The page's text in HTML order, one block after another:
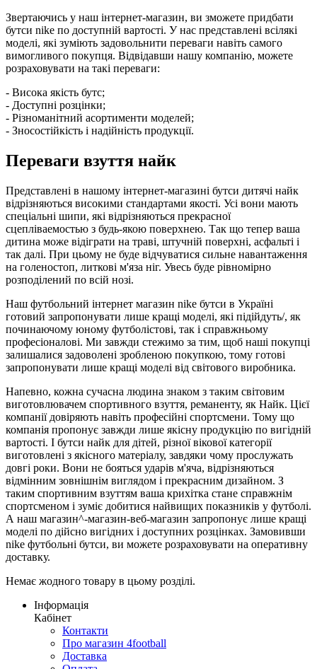
Звертаючись у наш інтернет-магазин, ви зможете придбати
бутси nike по доступній вартості. У нас представлені всілякі
моделі, які зуміють задовольнити переваги навіть самого
вимогливого покупця. Відвідавши нашу компанію, можете
розраховувати на такі переваги:
- Висока якість бутс;
- Доступні розцінки;
- Різноманітний асортименти моделей;
- Зносостійкість і надійність продукції.
Переваги взуття найк
Представлені в нашому інтернет-магазині бутси дитячі найк
відрізняються високими стандартами якості. Усі вони мають
спеціальні шипи, які відрізняються прекрасної
сцепліваемостью з будь-якою поверхнею. Так що тепер ваша
дитина може відіграти на траві, штучній поверхні, асфальті і
так далі. При цьому не буде відчуватися сильне навантаження
на голеностоп, литкові м'яза ніг. Увесь буде рівномірно
розподілений по всій нозі.
Наш футбольний інтернет магазин nike бутси в Україні
готовий запропонувати лише кращі моделі, які підійдуть/, як
починаючому юному футболістові, так і справжньому
професіоналові. Ми завжди стежимо за тим, щоб наші покупці
залишалися задоволені зробленою покупкою, тому готові
запропонувати лише кращі моделі від світового виробника.
Напевно, кожна сучасна людина знаком з таким світовим
виготовлювачем спортивного взуття, реманенту, як Найк. Цієї
компанії довіряють навіть професійні спортсмени. Тому що
компанія пропонує завжди лише якісну продукцію по вигідній
вартості. І бутси найк для дітей, різної вікової категорії
виготовлені з якісного матеріалу, завдяки чому прослужать
довгі роки. Вони не бояться ударів м'яча, відрізняються
відмінним зовнішнім виглядом і прекрасним дизайном. З
таким спортивним взуттям ваша крихітка стане справжнім
спортсменом і зуміє добитися найвищих показників у футболі.
А наш магазин^-магазин-веб-магазин запропонує лише кращі
моделі по дійсно вигідних і доступних розцінках. Замовивши
nike футбольні бутси, ви можете розраховувати на оперативну
доставку.
Немає жодного товару в цьому розділі.
Інформація
Кабінет
Контакти
Про магазин 4football
Доставка